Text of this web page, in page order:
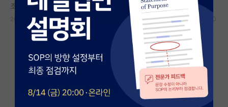
연구실&오픈랩
커뮤니티
커뮤니티 홈
전체글보기
베스트 게시판
조급한 에르빈 슈뢰딩거
2026.06.03 7 5570